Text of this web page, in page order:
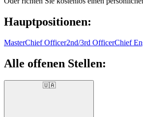
Hauptpositionen:
MasterChief Officer2nd/3rd OfficerChief
Alle offenen Stellen:
🇺🇦